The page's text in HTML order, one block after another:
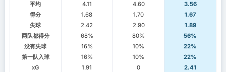
平均
4.11 4.60
3.56
得分
1.68 1.70
1.67
失球
2.42 2.90
1.89
两队都得分
68% 80%
56%
没有失球
16% 10%
22%
第一队入球
16% 10%
22%
xG
1.91 0
2.41